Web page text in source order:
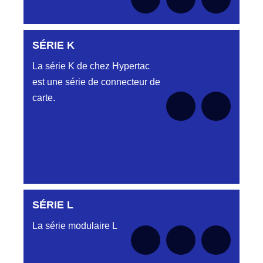
Aucune pièce disponible pour cette série pour
SÉRIE K
La série K de chez Hypertac
est une série de connecteur de
carte.
SÉRIE KAA
SÉRIE L
La série modulaire L